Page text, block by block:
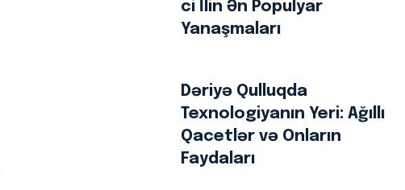
ci İlin Ən Populyar
Yanaşmaları
Dəriyə Qulluqda
Texnologiyanın Yeri: Ağıllı
Qacetlər və Onların
Faydaları